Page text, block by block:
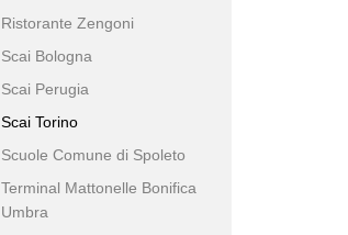
Ristorante Zengoni
Scai Bologna
Scai Perugia
Scai Torino
Scuole Comune di Spoleto
Terminal Mattonelle Bonifica
Umbra